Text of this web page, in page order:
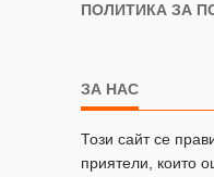
ПОЛИТИКА ЗА
ЗА НАС
Този сайт се
приятели, които